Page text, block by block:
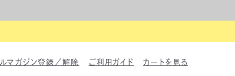
マガジン登録／解除 ご利用ガイド カートを見る
2023.06.26 2023年のギフトボックス、は[...]